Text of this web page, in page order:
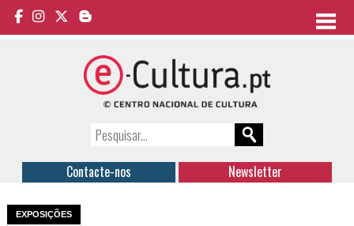
Contacte-nos Newsletter
EXPOSIÇÕES